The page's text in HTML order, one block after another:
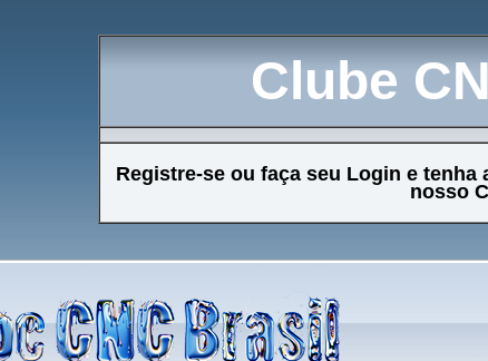
Clube
Registre-se ou faça seu Login e
nosso